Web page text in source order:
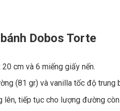
Dobos Torte
cm và 6 miếng giấy nến.
(81 gr) và vanilla tốc độ trung
lên, tiếp tục cho lượng đường